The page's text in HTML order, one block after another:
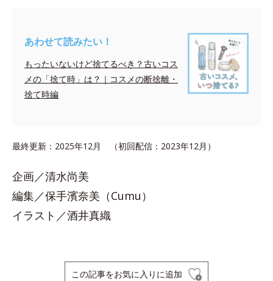
あわせて読みたい！
もったいないけど捨てるべき？古いコス
メの「捨て時」は？｜コスメの断捨離・
捨て時編
最終更新：2025年12月 （初回配信：2023年12月）
企画／清水尚美
編集／保手濱奈美（Cumu）
イラスト／酒井真織
この記事をお気に入りに追加